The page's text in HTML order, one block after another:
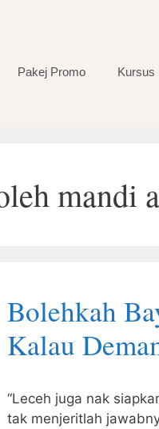
Pakej Promo Kursus
mandi
Bolehkah
Kalau
“Leceh juga nak
tak menjeritlah